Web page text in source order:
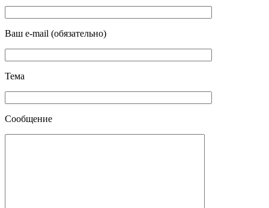
Ваш e-mail (обязательно)
Тема
Сообщение